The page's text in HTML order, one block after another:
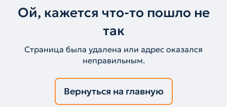
Ой, кажется что-то пошло не
так
Страница была удалена или адрес оказался
неправильным.
Вернуться на главную